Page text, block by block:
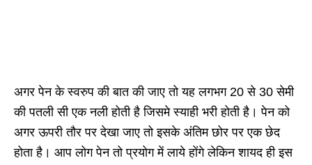
अगर पेन के स्वरुप की बात की जाए तो यह लगभग 20 से 30 सेमी
की पतली सी एक नली होती है जिसमे स्याही भरी होती है। पेन को
अगर ऊपरी तौर पर देखा जाए तो इसके अंतिम छोर पर एक छेद
होता है। आप लोग पेन तो प्रयोग में लाये होंगे लेकिन शायद ही इस